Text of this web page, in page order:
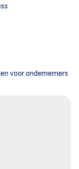
voor ondernemers